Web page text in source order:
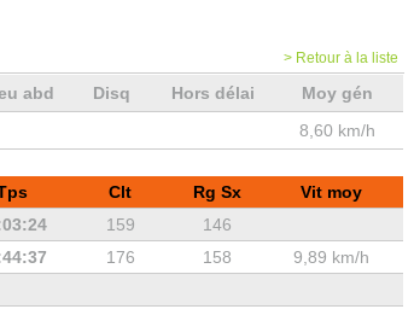
> Retour à la liste
abd Disq Hors délai
Moy gén
8,60 km/h
Clt Rg Sx
Vit moy
159
146
176 158
9,89 km/h